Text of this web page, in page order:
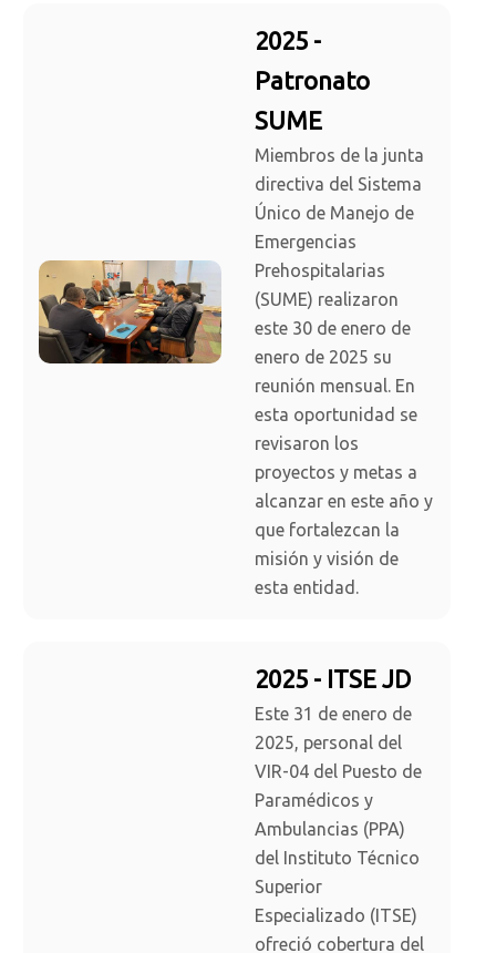
2025 -
Patronato
SUME
Miembros de la junta
directiva del Sistema
Único de Manejo de
Emergencias
Prehospitalarias
(SUME) realizaron
este 30 de enero de
enero de 2025 su
reunión mensual. En
esta oportunidad se
revisaron los
proyectos y metas a
alcanzar en este año y
que fortalezcan la
misión y visión de
esta entidad.
2025 - ITSE JD
Este 31 de enero de
2025, personal del
VIR-04 del Puesto de
Paramédicos y
Ambulancias (PPA)
del Instituto Técnico
Superior
Especializado (ITSE)
ofreció cobertura del